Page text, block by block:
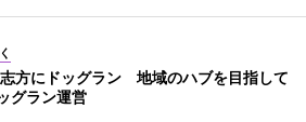
方にドッグラン 地域のハブを目指して
グラン運営